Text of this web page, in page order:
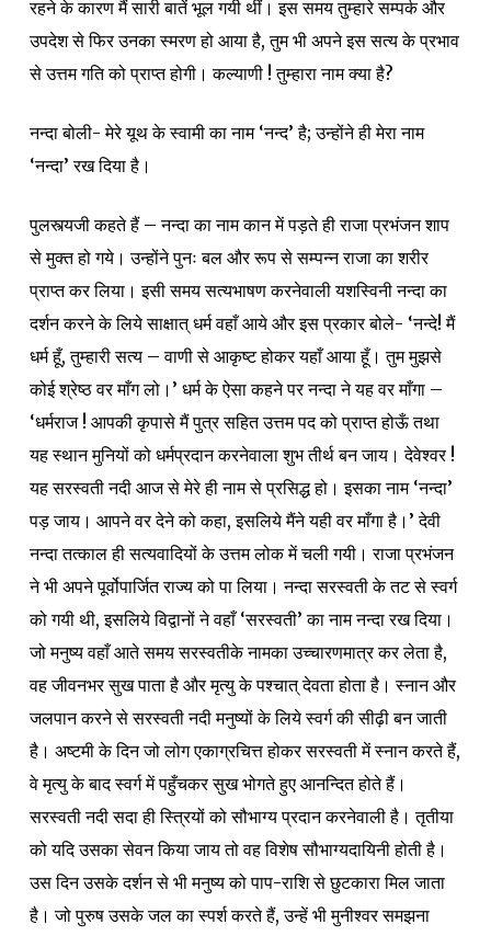
रहने के कारण मैं सारी बातें भूल गयी थीं। इस समय तुम्हारे सम्पर्क और
उपदेश से फिर उनका स्मरण हो आया है, तुम भी अपने इस सत्य के प्रभाव
से उत्तम गति को प्राप्त होगी। कल्याणी ! तुम्हारा नाम क्या है?
नन्दा बोली- मेरे यूथ के स्वामी का नाम ‘नन्द’ है; उन्होंने ही मेरा नाम
‘नन्दा’ रख दिया है।
पुलस्त्यजी कहते हैं – नन्दा का नाम कान में पड़ते ही राजा प्रभंजन शाप
से मुक्त हो गये। उन्होंने पुनः बल और रूप से सम्पन्न राजा का शरीर
प्राप्त कर लिया। इसी समय सत्यभाषण करनेवाली यशस्विनी नन्दा का
दर्शन करने के लिये साक्षात् धर्म वहाँ आये और इस प्रकार बोले- ‘नन्दे! मैं
धर्म हूँ, तुम्हारी सत्य – वाणी से आकृष्ट होकर यहाँ आया हूँ। तुम मुझसे
कोई श्रेष्ठ वर माँग लो।’ धर्म के ऐसा कहने पर नन्दा ने यह वर माँगा –
‘धर्मराज ! आपकी कृपासे मैं पुत्र सहित उत्तम पद को प्राप्त होऊँ तथा
यह स्थान मुनियों को धर्मप्रदान करनेवाला शुभ तीर्थ बन जाय। देवेश्वर !
यह सरस्वती नदी आज से मेरे ही नाम से प्रसिद्ध हो। इसका नाम ‘नन्दा’
पड़ जाय। आपने वर देने को कहा, इसलिये मैंने यही वर माँगा है।’ देवी
नन्दा तत्काल ही सत्यवादियों के उत्तम लोक में चली गयी। राजा प्रभंजन
ने भी अपने पूर्वोपार्जित राज्य को पा लिया। नन्दा सरस्वती के तट से स्वर्ग
को गयी थी, इसलिये विद्वानों ने वहाँ ‘सरस्वती’ का नाम नन्दा रख दिया।
जो मनुष्य वहाँ आते समय सरस्वतीके नामका उच्चारणमात्र कर लेता है,
वह जीवनभर सुख पाता है और मृत्यु के पश्चात् देवता होता है। स्नान और
जलपान करने से सरस्वती नदी मनुष्यों के लिये स्वर्ग की सीढ़ी बन जाती
है। अष्टमी के दिन जो लोग एकाग्रचित्त होकर सरस्वती में स्नान करते हैं,
वे मृत्यु के बाद स्वर्ग में पहुँचकर सुख भोगते हुए आनन्दित होते हैं।
सरस्वती नदी सदा ही स्त्रियों को सौभाग्य प्रदान करनेवाली है। तृतीया
को यदि उसका सेवन किया जाय तो वह विशेष सौभाग्यदायिनी होती है।
उस दिन उसके दर्शन से भी मनुष्य को पाप-राशि से छुटकारा मिल जाता
है। जो पुरुष उसके जल का स्पर्श करते हैं, उन्हें भी मुनीश्वर समझना